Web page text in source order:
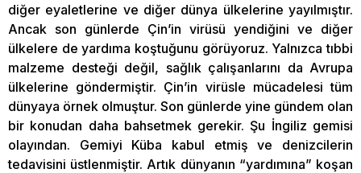
diğer eyaletlerine ve diğer dünya ülkelerine yayılmıştır.
Ancak son günlerde Çin’in virüsü yendiğini ve diğer
ülkelere de yardıma koştuğunu görüyoruz. Yalnızca tıbbi
malzeme desteği değil, sağlık çalışanlarını da Avrupa
ülkelerine göndermiştir. Çin’in virüsle mücadelesi tüm
dünyaya örnek olmuştur. Son günlerde yine gündem olan
bir konudan daha bahsetmek gerekir. Şu İngiliz gemisi
olayından. Gemiyi Küba kabul etmiş ve denizcilerin
tedavisini üstlenmiştir. Artık dünyanın “yardımına” koşan